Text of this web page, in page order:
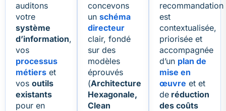
auditons
votre
système
d’information,
vos
processus
métiers et
vos outils
existants
pour en
concevons
un schéma
directeur
clair, fondé
sur des
modèles
éprouvés
(Architecture
Hexagonale,
Clean
recommandation
est
contextualisée,
priorisée et
accompagnée
d’un plan de
mise en
œuvre et et
de réduction
des coûts